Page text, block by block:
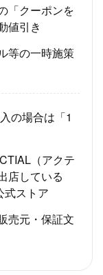
「クーポンを
値引き
等の一時施策
の場合は「1
（アクテ
店している
式ストア
売元・保証文